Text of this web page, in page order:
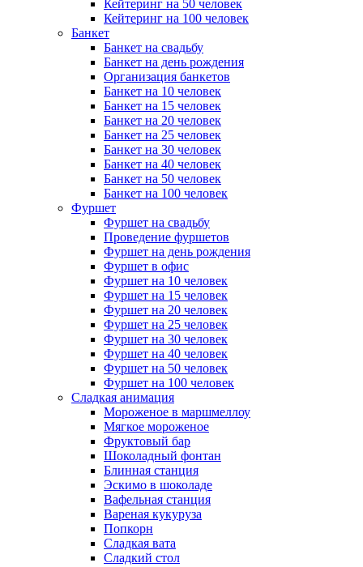
Кейтеринг на 50 человек
Кейтеринг на 100 человек
Банкет
Банкет на свадьбу
Банкет на день рождения
Организация банкетов
Банкет на 10 человек
Банкет на 15 человек
Банкет на 20 человек
Банкет на 25 человек
Банкет на 30 человек
Банкет на 40 человек
Банкет на 50 человек
Банкет на 100 человек
Фуршет
Фуршет на свадьбу
Проведение фуршетов
Фуршет на день рождения
Фуршет в офис
Фуршет на 10 человек
Фуршет на 15 человек
Фуршет на 20 человек
Фуршет на 25 человек
Фуршет на 30 человек
Фуршет на 40 человек
Фуршет на 50 человек
Фуршет на 100 человек
Сладкая анимация
Мороженое в маршмеллоу
Мягкое мороженое
Фруктовый бар
Шоколадный фонтан
Блинная станция
Эскимо в шоколаде
Вафельная станция
Вареная кукуруза
Попкорн
Сладкая вата
Сладкий стол